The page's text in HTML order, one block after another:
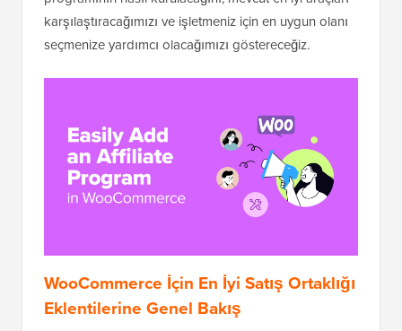
karşılaştıracağımızı ve işletmeniz için en uygun olanı
seçmenize yardımcı olacağımızı göstereceğiz.
WooCommerce İçin En İyi Satış Ortaklığı
Eklentilerine Genel Bakış